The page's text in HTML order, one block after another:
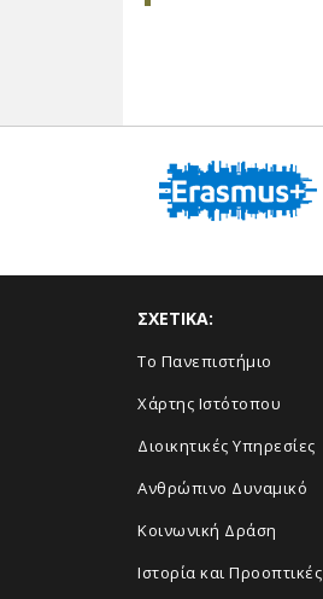
ΣΧΕΤΙΚΑ:
Το Πανεπιστήμιο
Χάρτης Ιστότοπου
Διοικητικές Υπηρεσίες
Ανθρώπινο Δυναμικό
Κοινωνική Δράση
Ιστορία και Προοπτικές